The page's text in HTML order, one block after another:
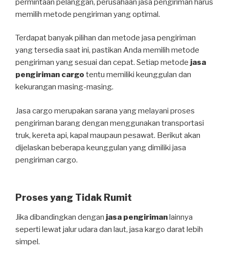
memilih metode pengiriman yang optimal.
Terdapat banyak pilihan dan metode jasa pengiriman
yang tersedia saat ini, pastikan Anda memilih metode
pengiriman yang sesuai dan cepat. Setiap metode jasa
pengiriman cargo tentu memiliki keunggulan dan
kekurangan masing-masing.
Jasa cargo merupakan sarana yang melayani proses
pengiriman barang dengan menggunakan transportasi
truk, kereta api, kapal maupaun pesawat. Berikut akan
dijelaskan beberapa keunggulan yang dimiliki jasa
pengiriman cargo.
Proses yang Tidak Rumit
Jika dibandingkan dengan jasa pengirimanlainnya
seperti lewat jalur udara dan laut, jasa kargo darat lebih
simpel.